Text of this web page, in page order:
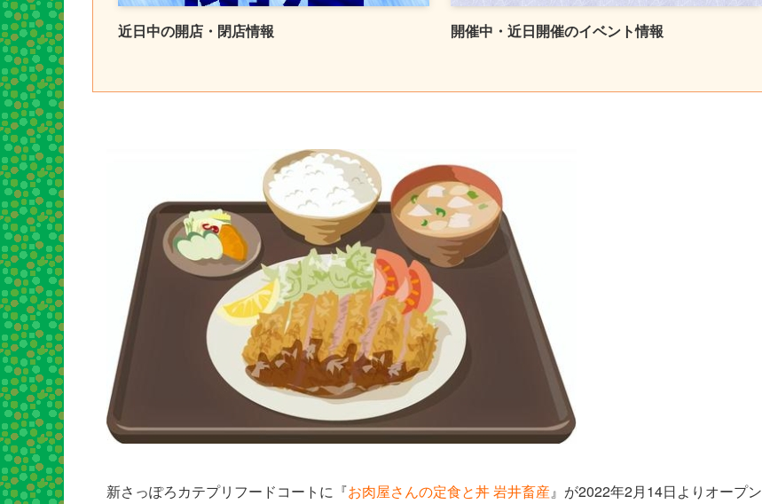
近日中の開店・閉店情報 開催中・近日開催のイベント情報
新さっぽろカテプリフードコートに『お肉屋さんの定食と丼 岩井畜産』が2022年2月14日よりオープン